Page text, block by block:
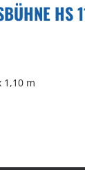
HS
1,10 m